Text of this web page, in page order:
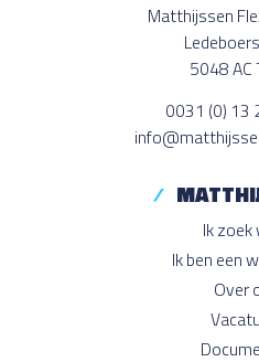
Matthijssen
5048 AC
0031 (0) 13
Ik zoek
Ik ben een
Over